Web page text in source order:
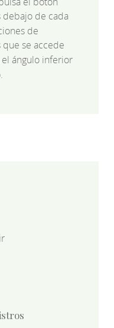
debajo de cada
de
que se accede
ángulo inferior